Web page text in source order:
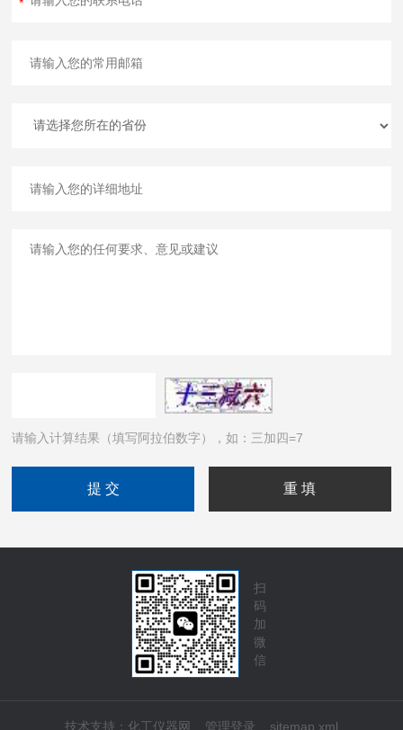
请输入计算结果（填写阿拉伯数字），如：三加四=7
扫
码
加
微
信
技术支持： 化工仪器网 管理登录 sitemap.xml